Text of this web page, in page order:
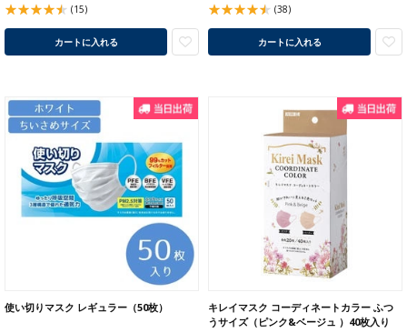
(15)
カートに入れる
(38)
カートに入れる
使い切りマスク レギュラー（50枚）
キレイマスク コーディネートカラー ふつ
うサイズ（ピンク&ベージュ ）40枚入り